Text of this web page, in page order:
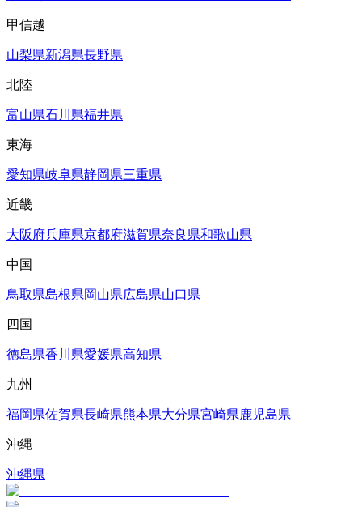
甲信越
山梨県新潟県長野県
北陸
富山県石川県福井県
東海
愛知県岐阜県静岡県三重県
近畿
大阪府兵庫県京都府滋賀県奈良県和歌山県
中国
鳥取県島根県岡山県広島県山口県
四国
徳島県香川県愛媛県高知県
九州
福岡県佐賀県長崎県熊本県大分県宮崎県鹿児島県
沖縄
沖縄県